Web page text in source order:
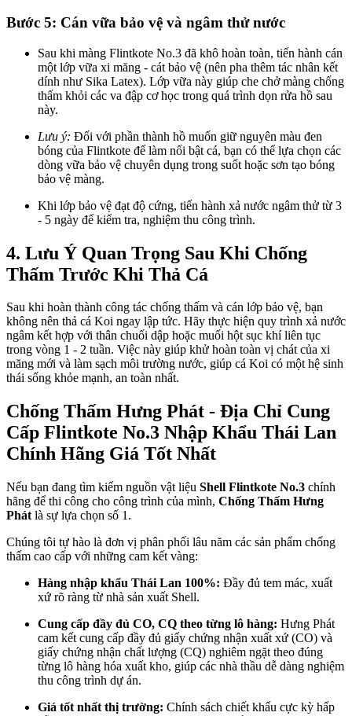
Bước 5: Cán vữa bảo vệ và ngâm thử nước
Sau khi màng Flintkote No.3 đã khô hoàn toàn, tiến hành cán
một lớp vữa xi măng - cát bảo vệ (nên pha thêm tác nhân kết
dính như Sika Latex). Lớp vữa này giúp che chở màng chống
thấm khỏi các va đập cơ học trong quá trình dọn rửa hồ sau
này.
Lưu ý: Đối với phần thành hồ muốn giữ nguyên màu đen
bóng của Flintkote để làm nổi bật cá, bạn có thể lựa chọn các
dòng vữa bảo vệ chuyên dụng trong suốt hoặc sơn tạo bóng
bảo vệ màng.
Khi lớp bảo vệ đạt độ cứng, tiến hành xả nước ngâm thử từ 3
- 5 ngày để kiểm tra, nghiệm thu công trình.
4. Lưu Ý Quan Trọng Sau Khi Chống
Thấm Trước Khi Thả Cá
Sau khi hoàn thành công tác chống thấm và cán lớp bảo vệ, bạn
không nên thả cá Koi ngay lập tức. Hãy thực hiện quy trình xả nước
ngâm kết hợp với thân chuối dập hoặc muối hột sục khí liên tục
trong vòng 1 - 2 tuần. Việc này giúp khử hoàn toàn vị chát của xi
măng mới và làm sạch môi trường nước, giúp cá Koi có một hệ sinh
thái sống khỏe mạnh, an toàn nhất.
Chống Thấm Hưng Phát - Địa Chỉ Cung
Cấp Flintkote No.3 Nhập Khẩu Thái Lan
Chính Hãng Giá Tốt Nhất
Nếu bạn đang tìm kiếm nguồn vật liệu Shell Flintkote No.3 chính
hãng để thi công cho công trình của mình, Chống Thấm Hưng
Phát là sự lựa chọn số 1.
Chúng tôi tự hào là đơn vị phân phối lâu năm các sản phẩm chống
thấm cao cấp với những cam kết vàng:
Hàng nhập khẩu Thái Lan 100%: Đầy đủ tem mác, xuất
xứ rõ ràng từ nhà sản xuất Shell.
Cung cấp đầy đủ CO, CQ theo từng lô hàng: Hưng Phát
cam kết cung cấp đầy đủ giấy chứng nhận xuất xứ (CO) và
giấy chứng nhận chất lượng (CQ) nghiêm ngặt theo đúng
từng lô hàng hóa xuất kho, giúp các nhà thầu dễ dàng nghiệm
thu công trình dự án.
Giá tốt nhất thị trường: Chính sách chiết khấu cực kỳ hấp